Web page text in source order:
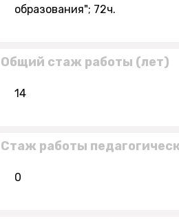
образования"; 72ч.
Общий стаж работы (лет)
14
Стаж работы
0